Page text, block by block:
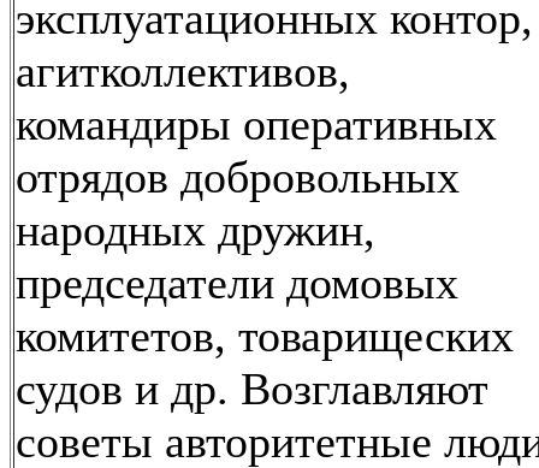
эксплуатационных контор,
агитколлективов,
командиры оперативных
отрядов добровольных
народных дружин,
председатели домовых
комитетов, товарищеских
судов и др. Возглавляют
советы авторитетные